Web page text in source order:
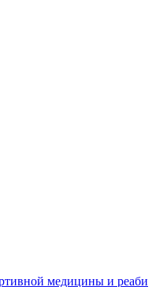
медицины и реаби